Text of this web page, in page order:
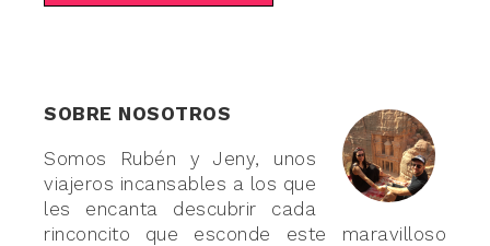
SOBRE NOSOTROS
Somos Rubén y Jeny, unos
viajeros incansables a los que
les encanta descubrir cada
rinconcito que esconde este maravilloso